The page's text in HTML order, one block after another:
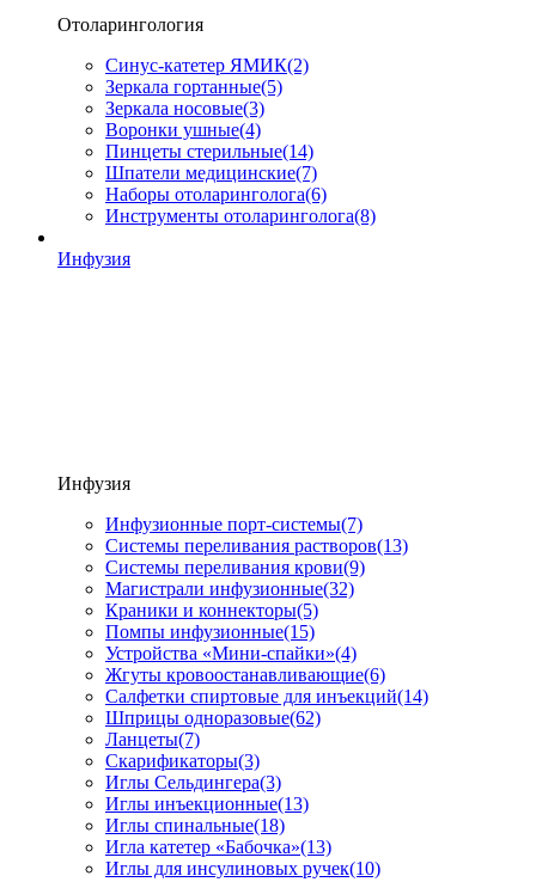
Отоларингология
Синус-катетер ЯМИК(2)
Зеркала гортанные(5)
Зеркала носовые(3)
Воронки ушные(4)
Пинцеты стерильные(14)
Шпатели медицинские(7)
Наборы отоларинголога(6)
Инструменты отоларинголога(8)
Инфузия
Инфузия
Инфузионные порт-системы(7)
Системы переливания растворов(13)
Системы переливания крови(9)
Магистрали инфузионные(32)
Краники и коннекторы(5)
Помпы инфузионные(15)
Устройства «Мини-спайки»(4)
Жгуты кровоостанавливающие(6)
Салфетки спиртовые для инъекций(14)
Шприцы одноразовые(62)
Ланцеты(7)
Скарификаторы(3)
Иглы Сельдингера(3)
Иглы инъекционные(13)
Иглы спинальные(18)
Игла катетер «Бабочка»(13)
Иглы для инсулиновых ручек(10)